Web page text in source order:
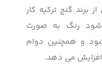
برند گنج ترکیه کار
رنگ به صورت
و همچنین دوام
افزایش می دهد.